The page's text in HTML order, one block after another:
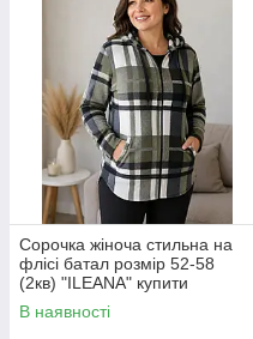
Сорочка жіноча стильна на
флісі батал розмір 52-58
(2кв) "ILEANA" купити
недорого від прямого
постачальника
В наявності